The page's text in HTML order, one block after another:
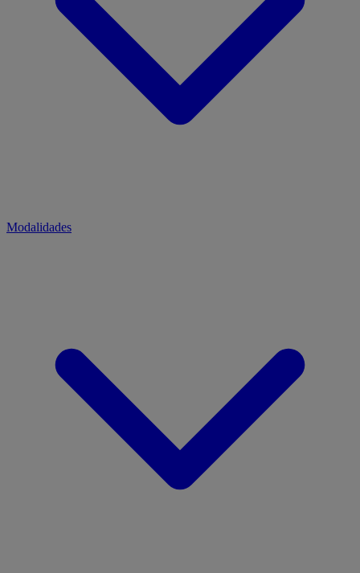
Modalidades